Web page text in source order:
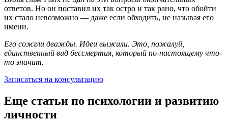
ответов. Но он поставил их так остро и так рано, что обойти
их стало невозможно — даже если обходить, не называя его
имени.
Его сожгли дважды. Идеи выжили. Это, пожалуй,
единственный вид бессмертия, который по-настоящему что-
то значит.
Записаться на консультацию
Еще статьи по психологии и развитию
личности